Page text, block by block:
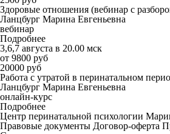
Здоровые отношения (вебинар с
Ланцбург Марина Евгеньевна
вебинар
Подробнее
3,6,7 августа в 20.00 мск
от 9800 руб
20000 руб
Работа с утратой в перинатальном
Ланцбург Марина Евгеньевна
онлайн-курс
Подробнее
Центр перинатальной психологии
Правовые документы Договор-оферта